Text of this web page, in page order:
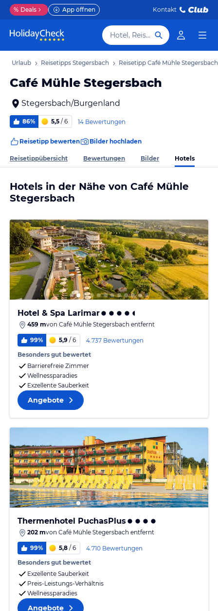
% Deals App öffnen Kontakt
Hotel, Reiseziel
Urlaub Reisetipps Stegersbach Reisetipp Café Mühle Stegersbach
Café Mühle Stegersbach
Stegersbach/Burgenland
86% 5,5 / 6 14 Bewertungen
Reisetipp bewerten Bilder hochladen
Reisetippübersicht Bewertungen Bilder Hotels
Hotels in der Nähe von Café Mühle
Stegersbach
Hotel & Spa Larimar
459 mvon Café Mühle Stegersbach entfernt
99% 5,9 / 6
4.737 Bewertungen
Besonders gut bewertet
Barrierefreie Zimmer
Wellnessparadies
Exzellente Sauberkeit
Angebote
Thermenhotel PuchasPlus
202 mvon Café Mühle Stegersbach entfernt
99% 5,8 / 6
4.710 Bewertungen
Besonders gut bewertet
Exzellente Sauberkeit
Preis-Leistungs-Verhältnis
Wellnessparadies
Angebote